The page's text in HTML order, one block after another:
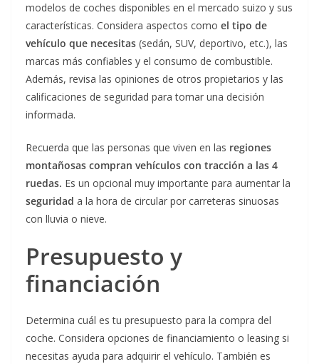
modelos de coches disponibles en el mercado suizo y sus
características. Considera aspectos como el tipo de
vehículo que necesitas (sedán, SUV, deportivo, etc.), las
marcas más confiables y el consumo de combustible.
Además, revisa las opiniones de otros propietarios y las
calificaciones de seguridad para tomar una decisión
informada.
Recuerda que las personas que viven en las regiones
montañosas compran vehículos con tracción a las 4
ruedas. Es un opcional muy importante para aumentar la
seguridad a la hora de circular por carreteras sinuosas
con lluvia o nieve.
Presupuesto y
financiación
Determina cuál es tu presupuesto para la compra del
coche. Considera opciones de financiamiento o leasing si
necesitas ayuda para adquirir el vehículo. También es